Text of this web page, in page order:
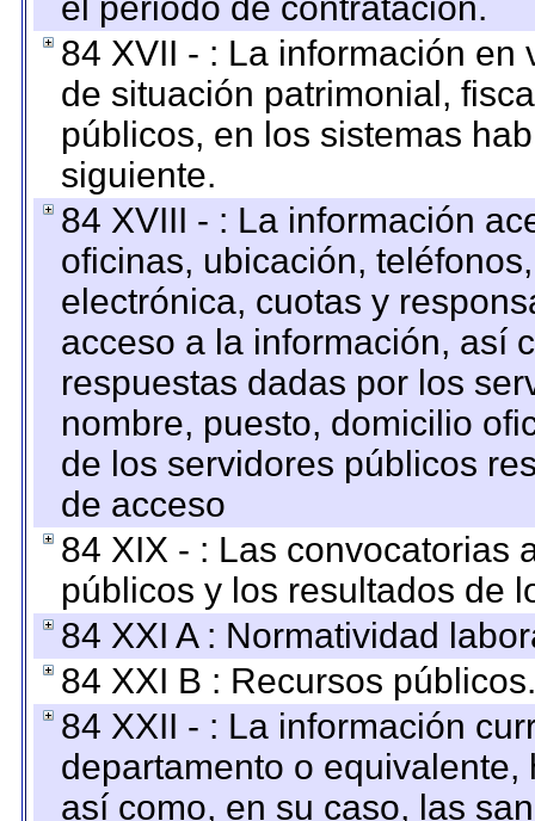
84 XVII - : La información
de situación patrimonial,
públicos, en los sistemas
siguiente.
84 XVIII - : La información
oficinas, ubicación,
electrónica, cuotas y
acceso a la información, así
respuestas dadas por los
nombre, puesto, domicilio
de los servidores públicos
de acceso
84 XIX - : Las convocatorias
públicos y los resultados de
84 XXI A : Normatividad
84 XXI B : Recursos públicos.
84 XXII - : La información
departamento o
así como, en su caso, las